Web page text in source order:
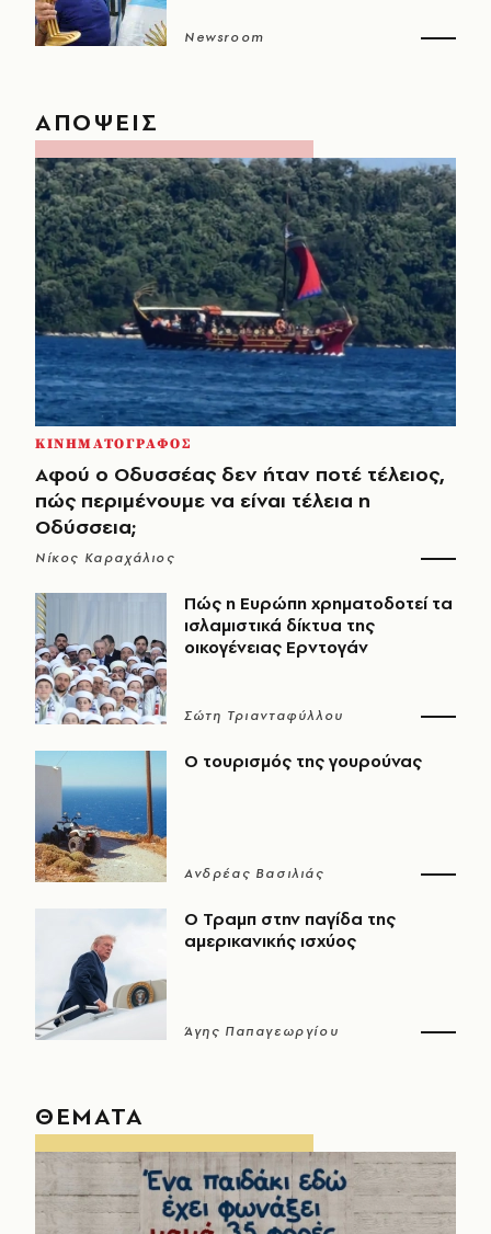
Newsroom
ΑΠΟΨΕΙΣ
ΚΙΝΗΜΑΤΟΓΡΑΦΟΣ
Αφού ο Οδυσσέας δεν ήταν ποτέ τέλειος,
πώς περιμένουμε να είναι τέλεια η
Οδύσσεια;
Νίκος Καραχάλιος
Πώς η Ευρώπη χρηματοδοτεί τα
ισλαμιστικά δίκτυα της
οικογένειας Ερντογάν
Σώτη Τριανταφύλλου
Ο τουρισμός της γουρούνας
Ανδρέας Βασιλιάς
Ο Τραμπ στην παγίδα της
αμερικανικής ισχύος
Άγης Παπαγεωργίου
ΘΕΜΑΤΑ